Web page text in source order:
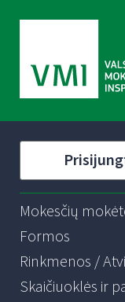
Mokesčių
Formos
Rinkmenos /
Skaičiuoklės ir